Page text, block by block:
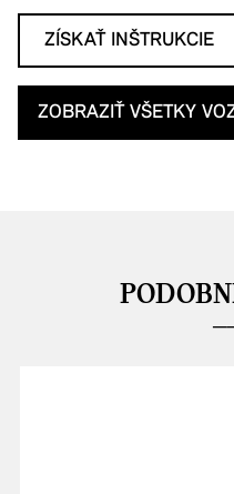
ZÍSKAŤ INŠTRUKCIE
ZOBRAZIŤ VŠETKY